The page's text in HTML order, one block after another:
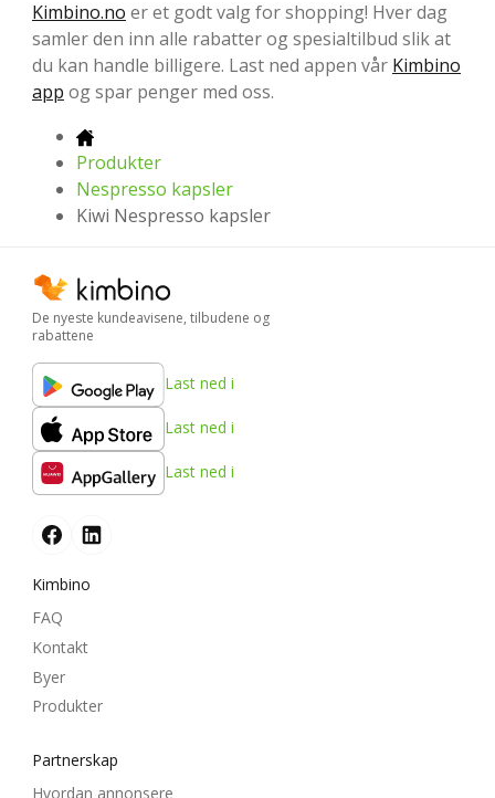
Kimbino.no er et godt valg for shopping! Hver dag
samler den inn alle rabatter og spesialtilbud slik at
du kan handle billigere. Last ned appen vår Kimbino
app og spar penger med oss.
Produkter
Nespresso kapsler
Kiwi Nespresso kapsler
De nyeste kundeavisene, tilbudene og
rabattene
Last ned i
Last ned i
Last ned i
Kimbino
FAQ
Kontakt
Byer
Produkter
Partnerskap
Hvordan annonsere